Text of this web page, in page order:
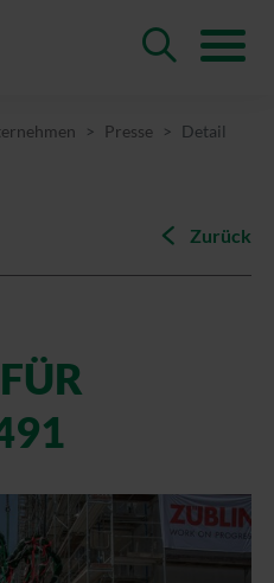
Presse Detail
Zurück